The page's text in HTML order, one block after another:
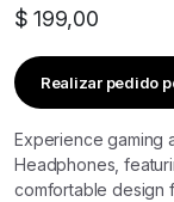
$ 199,00
Realizar pedido
Experience gaming
Headphones,
comfortable design